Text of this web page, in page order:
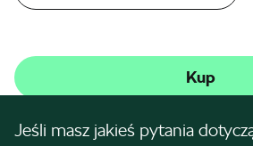
Kup
Jeśli masz jakieś pytania